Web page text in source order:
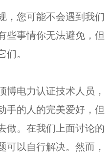
您可能不会遇到我们
些事情你无法避免，但
们。
电力认证技术人员，
手的人的完美爱好，但
做。在我们上面讨论的
可以自行解决。然而，